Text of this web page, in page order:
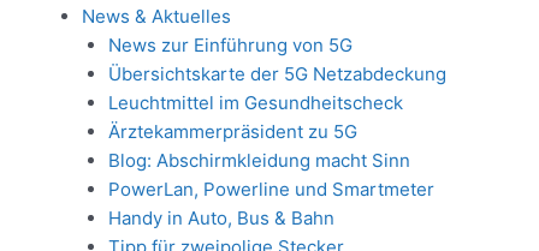
News & Aktuelles
News zur Einführung von 5G
Übersichtskarte der 5G Netzabdeckung
Leuchtmittel im Gesundheitscheck
Ärztekammerpräsident zu 5G
Blog: Abschirmkleidung macht Sinn
PowerLan, Powerline und Smartmeter
Handy in Auto, Bus & Bahn